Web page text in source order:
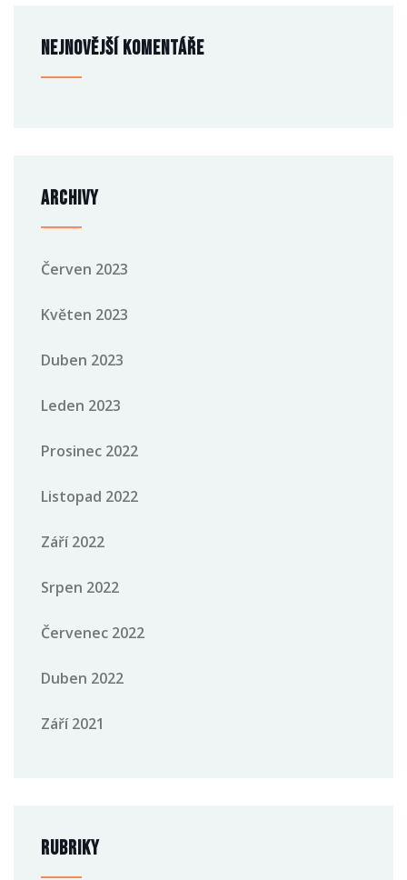
Nejnovější komentáře
Archivy
Červen 2023
Květen 2023
Duben 2023
Leden 2023
Prosinec 2022
Listopad 2022
Září 2022
Srpen 2022
Červenec 2022
Duben 2022
Září 2021
Rubriky